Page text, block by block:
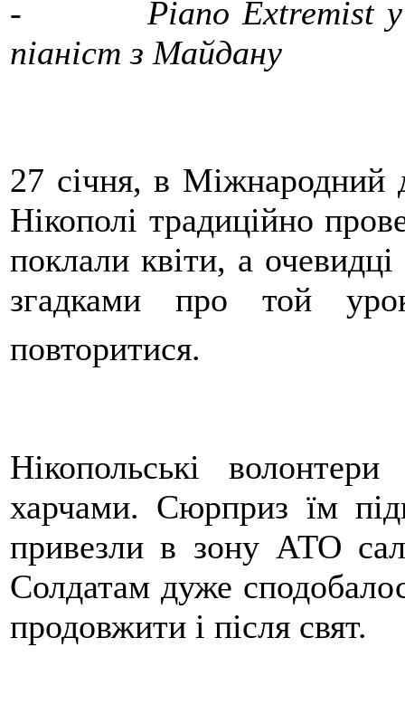
- Piano Extremist у
піаніст з Майдану
27 січня, в Міжнародний
Нікополі традиційно
поклали квіти, а
згадками про той
повторитися.
Нікопольські
харчами. Сюрприз їм
привезли в зону АТО
Солдатам дуже
продовжити і після свят.